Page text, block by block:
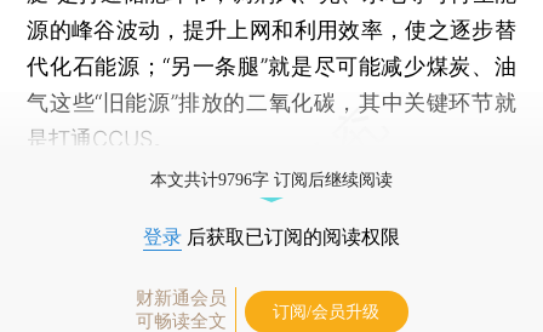
源的峰谷波动，提升上网和利用效率，使之逐步替
代化石能源；“另一条腿”就是尽可能减少煤炭、油
气这些“旧能源”排放的二氧化碳，其中关键环节就
是打通CCUS。
本文共计9796字 订阅后继续阅读
登录 后获取已订阅的阅读权限
财新通会员
可畅读全文
订阅/会员升级